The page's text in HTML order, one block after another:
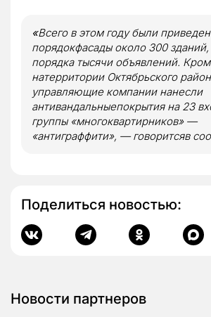
«Всего в этом году были
порядокфасады около 300 зданий,
порядка тысячи объявлений.
натерритории Октябрьского
управляющие компании нанесли
антивандальныепокрытия на 23
группы «многоквартирников» —
«антиграффити», — говоритсяв
Поделиться новостью:
Новости партнеров